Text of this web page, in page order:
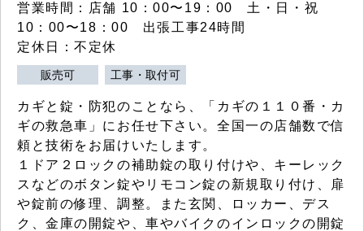
営業時間：店舗 10：00〜19：00 土・日・祝
10：00〜18：00 出張工事24時間
定休日：不定休
販売可 工事・取付可
カギと錠・防犯のことなら、「カギの１１０番・カ
ギの救急車」にお任せ下さい。全国一の店舗数で信
頼と技術をお届けいたします。
１ドア２ロックの補助錠の取り付けや、キーレック
スなどのボタン錠やリモコン錠の新規取り付け、扉
や錠前の修理、調整。また玄関、ロッカー、デス
ク、金庫の開錠や、車やバイクのインロックの開錠